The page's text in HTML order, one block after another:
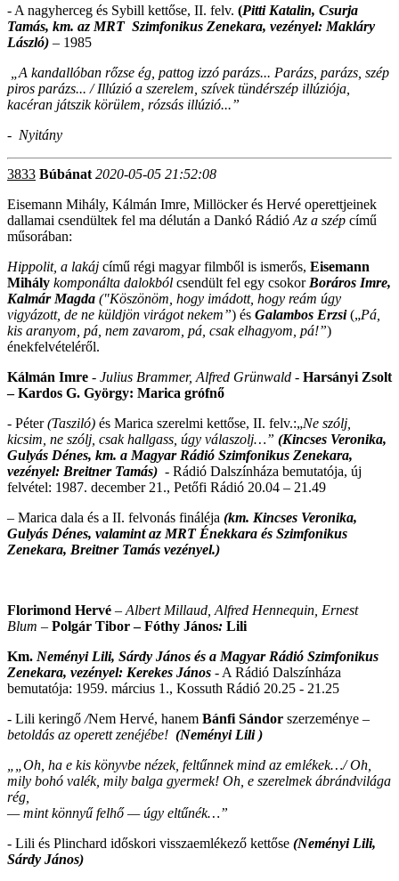
- A nagyherceg és Sybill kettőse, II. felv. (Pitti Katalin, Csurja
Tamás, km. az MRT Szimfonikus Zenekara, vezényel: Makláry
László) – 1985
„A kandallóban rőzse ég, pattog izzó parázs... Parázs, parázs, szép
piros parázs... / Illúzió a szerelem, szívek tündérszép illúziója,
kacéran játszik körülem, rózsás illúzió...”
- Nyitány
3833 Búbánat 2020-05-05 21:52:08
Eisemann Mihály, Kálmán Imre, Millöcker és Hervé operettjeinek
dallamai csendültek fel ma délután a Dankó Rádió Az a szép című
műsorában:
Hippolit, a lakáj című régi magyar filmből is ismerős, Eisemann
Mihály komponálta dalokból csendült fel egy csokor Boráros Imre,
Kalmár Magda ("Köszönöm, hogy imádott, hogy reám úgy
vigyázott, de ne küldjön virágot nekem”) és Galambos Erzsi („Pá,
kis aranyom, pá, nem zavarom, pá, csak elhagyom, pá!”)
énekfelvételéről.
Kálmán Imre - Julius Brammer, Alfred Grünwald - Harsányi Zsolt
– Kardos G. György: Marica grófnő
- Péter(Tasziló) és Marica szerelmi kettőse, II. felv.:„Ne szólj,
kicsim, ne szólj, csak hallgass, úgy válaszolj…” (Kincses Veronika,
Gulyás Dénes, km. a Magyar Rádió Szimfonikus Zenekara,
vezényel: Breitner Tamás) - Rádió Dalszínháza bemutatója, új
felvétel: 1987. december 21., Petőfi Rádió 20.04 – 21.49
– Marica dala és a II. felvonás fináléja (km. Kincses Veronika,
Gulyás Dénes, valamint az MRT Énekkara és Szimfonikus
Zenekara, Breitner Tamás vezényel.)
Florimond Hervé – Albert Millaud, Alfred Hennequin, Ernest
Blum – Polgár Tibor – Fóthy János: Lili
Km. Neményi Lili, Sárdy János és a Magyar Rádió Szimfonikus
Zenekara, vezényel: Kerekes János - A Rádió Dalszínháza
bemutatója: 1959. március 1., Kossuth Rádió 20.25 - 21.25
- Lili keringő /Nem Hervé, hanem Bánfi Sándor szerzeménye –
betoldás az operett zenéjébe! (Neményi Lili )
„„Oh, ha e kis könyvbe nézek, feltűnnek mind az emlékek…/ Oh,
mily bohó valék, mily balga gyermek! Oh, e szerelmek ábrándvilága
rég,
— mint könnyű felhő — úgy eltűnék…”
- Lili és Plinchard időskori visszaemlékező kettőse (Neményi Lili,
Sárdy János)